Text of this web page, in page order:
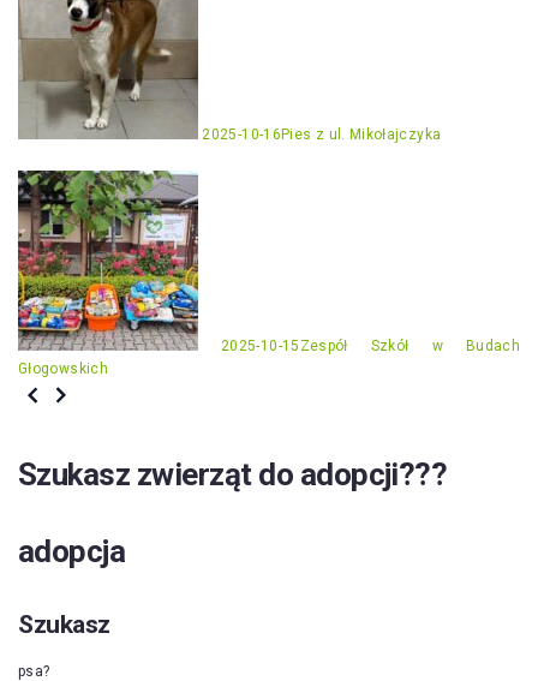
2025-10-16 Pies z ul. Mikołajczyka
2025-10-15 Zespół Szkół w Budach
Głogowskich
Szukasz zwierząt do adopcji???
adopcja
Szukasz
psa?